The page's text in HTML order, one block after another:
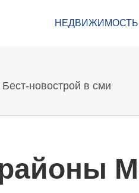
НЕДВИЖИМОСТЬ
Бест-новострой в сми